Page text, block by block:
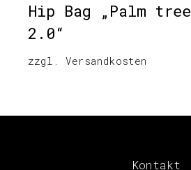
Hip Bag „Palm tree
2.0“
zzgl.Versandkosten
Kontakt